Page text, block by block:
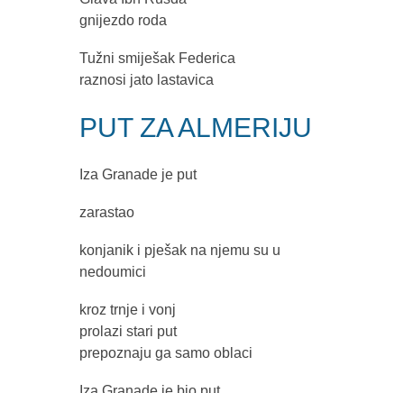
gnijezdo roda
Tužni smiješak Federica
raznosi jato lastavica
PUT ZA ALMERIJU
Iza Granade je put
zarastao
konjanik i pješak na njemu su u
nedoumici
kroz trnje i vonj
prolazi stari put
prepoznaju ga samo oblaci